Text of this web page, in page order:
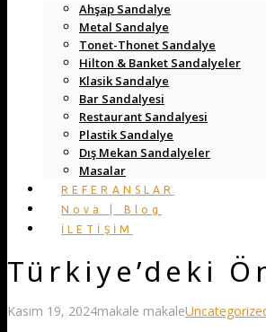
Ahşap Sandalye
Metal Sandalye
Tonet-Thonet Sandalye
Hilton & Banket Sandalyeler
Klasik Sandalye
Bar Sandalyesi
Restaurant Sandalyesi
Plastik Sandalye
Dış Mekan Sandalyeler
Masalar
REFERANSLAR
Nova | Blog
İLETİŞİM
Türkiye’deki
Kasım 19, 2024makale makale